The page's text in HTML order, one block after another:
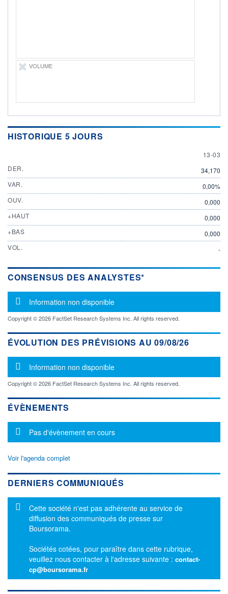
+ PORTEFEUILLE + LISTE
VOLUME
HISTORIQUE 5 JOURS
13
13-03
DER.
34,170
VAR.
0,00%
OUV.
0,000
+HAUT
0,000
+BAS
0,000
VOL.
-
CONSENSUS DES ANALYSTES*
Message d'information
Information non disponible
Copyright © 2026 FactSet Research Systems Inc. All rights reserved.
ÉVOLUTION DES PRÉVISIONS AU 09/08/26
Message d'information
Information non disponible
Copyright © 2026 FactSet Research Systems Inc. All rights reserved.
ÉVÈNEMENTS
Message d'information
Pas d'évènement en cours
Voir l'agenda complet
DERNIERS COMMUNIQUÉS
Message d'information
Cette société n'est pas adhérente au service de
diffusion des communiqués de presse sur
Boursorama.
Sociétés cotées, pour paraître dans cette rubrique,
veuillez nous contacter à l'adresse suivante : contact-
cp@boursorama.fr